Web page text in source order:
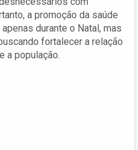
a promoção da saúde
durante o Natal, mas
fortalecer a relação
a população.